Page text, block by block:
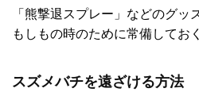
「熊撃退スプレー」などのグッ
もしもの時のために常備してお
スズメバチを遠ざける方法